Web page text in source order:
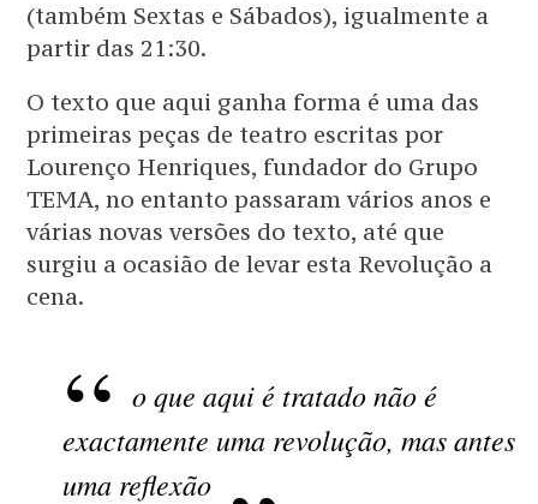
(também Sextas e Sábados), igualmente a
partir das 21:30.
O texto que aqui ganha forma é uma das
primeiras peças de teatro escritas por
Lourenço Henriques, fundador do Grupo
TEMA, no entanto passaram vários anos e
várias novas versões do texto, até que
surgiu a ocasião de levar esta Revolução a
cena.
o que aqui é tratado não é
exactamente uma revolução, mas antes
uma reflexão